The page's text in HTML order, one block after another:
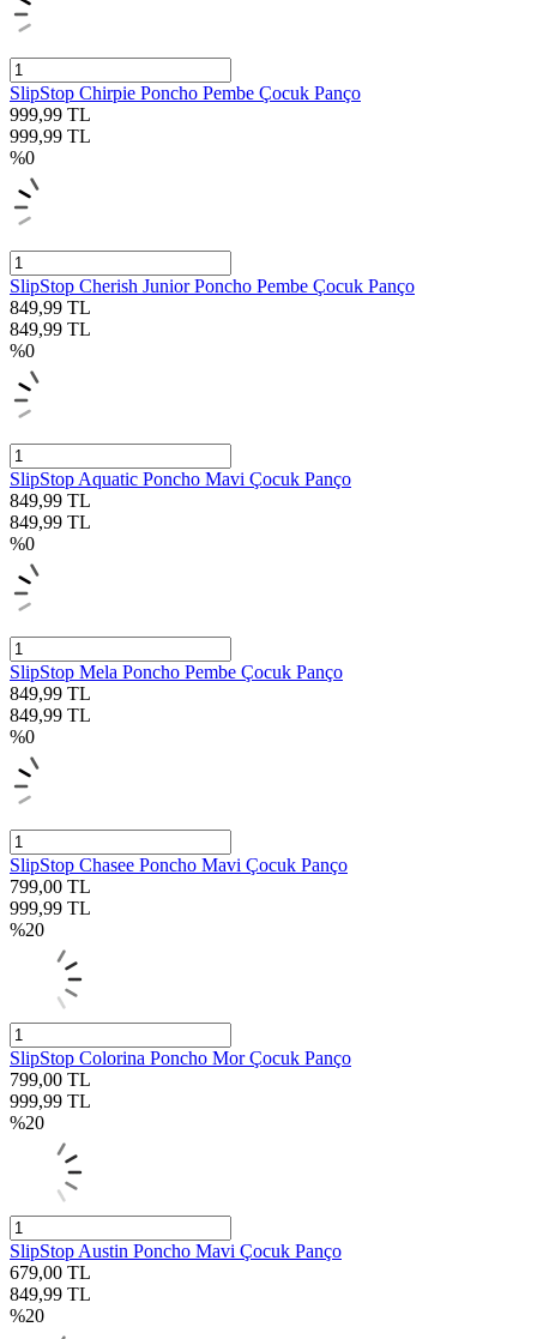
SlipStop Chirpie Poncho Pembe Çocuk Panço
999,99 TL
999,99 TL
%0
SlipStop Cherish Junior Poncho Pembe Çocuk Panço
849,99 TL
849,99 TL
%0
SlipStop Aquatic Poncho Mavi Çocuk Panço
849,99 TL
849,99 TL
%0
SlipStop Mela Poncho Pembe Çocuk Panço
849,99 TL
849,99 TL
%0
SlipStop Chasee Poncho Mavi Çocuk Panço
799,00 TL
999,99 TL
%20
SlipStop Colorina Poncho Mor Çocuk Panço
799,00 TL
999,99 TL
%20
SlipStop Austin Poncho Mavi Çocuk Panço
679,00 TL
849,99 TL
%20